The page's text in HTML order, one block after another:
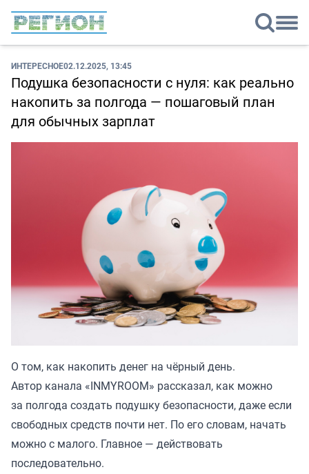
ИНТЕРЕСНОЕ02.12.2025, 13:45
Подушка безопасности с нуля: как реально
накопить за полгода — пошаговый план
для обычных зарплат
О том, как накопить денег на чёрный день.
Автор канала «INMYROOM» рассказал, как можно
за полгода создать подушку безопасности, даже если
свободных средств почти нет. По его словам, начать
можно с малого. Главное — действовать
последовательно.